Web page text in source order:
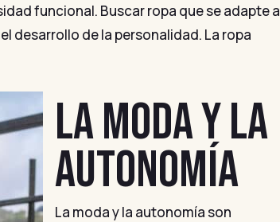
funcional. Buscar ropa que se adapte a
desarrollo de la personalidad. La ropa
LA MODA Y LA
AUTONOMÍA
La moda y la autonomía son